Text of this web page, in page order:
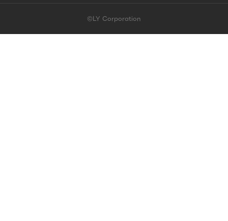
©LY Corporation
このコンテンツは掲載が終了しました | LINE占い